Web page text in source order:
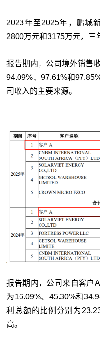
2023年至2025年，鹏城
2800万元和3175万元，三
报告期内，公司境外销售
94.09%、97.61%和
司收入的主要来源。
报告期内，公司来自客户
为16.09%、45.30%和
利总额的比例分别为
高。